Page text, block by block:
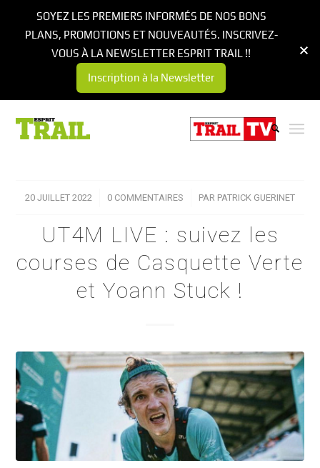
20 JUILLET 2022
/ 0 COMMENTAIRES
/ PAR PATRICK GUERINET
UT4M LIVE : suivez les
courses de Casquette Verte
et Yoann Stuck !
SOYEZ LES PREMIERS INFORMÉS DE NOS BONS
PLANS, PROMOTIONS ET NOUVEAUTÉS. INSCRIVEZ-
VOUS À LA NEWSLETTER ESPRIT TRAIL !!
Inscription à la Newsletter